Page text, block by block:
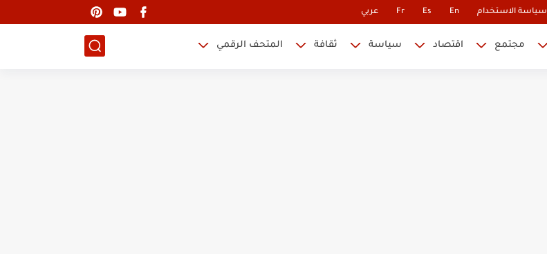
سياسة الاستخدام En
Es
Fr عربي
مجتمع اقتصاد سياسة ثقافة المتحف الرقمي